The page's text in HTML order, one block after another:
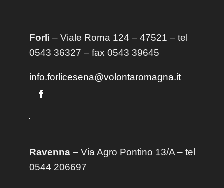
Forlì – Viale Roma 124 – 47521 – tel
0543 36327 – fax 0543 39645
info.forlicesena@volontaromagna.it
Ravenna– Via Agro Pontino 13/A– tel
0544 206697